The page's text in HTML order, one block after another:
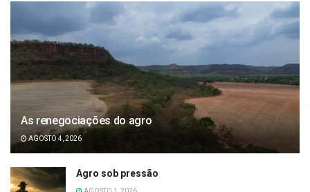
As renegociações do agro
AGOSTO 4, 2026
Agro sob pressão